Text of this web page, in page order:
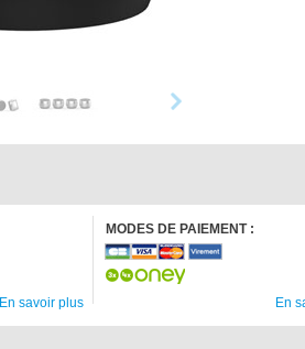
En savoir plus
MODES DE PAIEMENT :
En